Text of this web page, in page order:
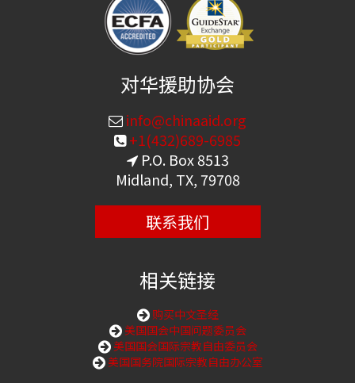
对华援助协会
info@chinaaid.org
+1(432)689-6985
P.O. Box 8513
Midland, TX, 79708
联系我们
相关链接
购买中文圣经
美国国会中国问题委员会
美国国会国际宗教自由委员会
美国国务院国际宗教自由办公室